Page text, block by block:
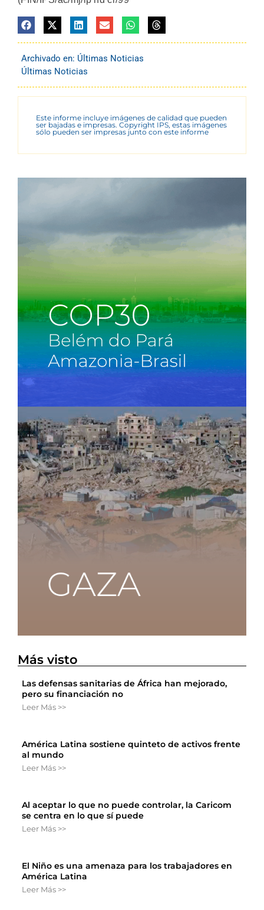
Archivado en: Últimas Noticias
Últimas Noticias
Este informe incluye imágenes de calidad que pueden
ser bajadas e impresas. Copyright IPS, estas imágenes
sólo pueden ser impresas junto con este informe
Más visto
Las defensas sanitarias de África han mejorado,
pero su financiación no
Leer Más >>
América Latina sostiene quinteto de activos frente
al mundo
Leer Más >>
Al aceptar lo que no puede controlar, la Caricom
se centra en lo que sí puede
Leer Más >>
El Niño es una amenaza para los trabajadores en
América Latina
Leer Más >>